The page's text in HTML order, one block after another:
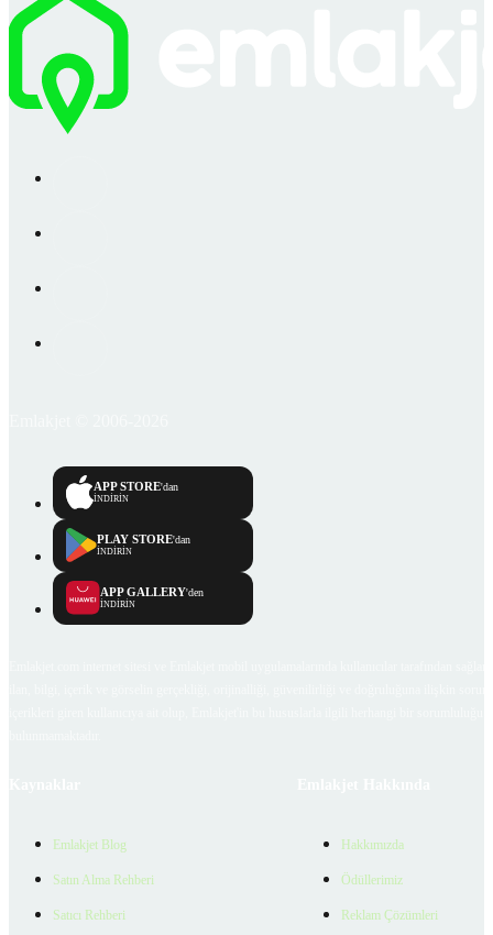
APP STORE'dan
İNDİRİN
PLAY STORE'dan
İNDİRİN
APP GALLERY'den
İNDİRİN
Emlakjet Blog
Satın Alma Rehberi
Satıcı Rehberi
Hakkımızda
Ödüllerimiz
Reklam Çözümleri